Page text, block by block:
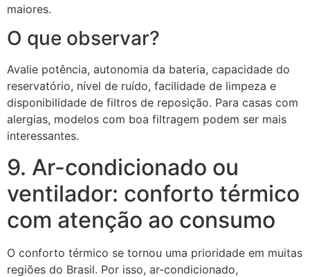
maiores.
O que observar?
Avalie potência, autonomia da bateria, capacidade do
reservatório, nível de ruído, facilidade de limpeza e
disponibilidade de filtros de reposição. Para casas com
alergias, modelos com boa filtragem podem ser mais
interessantes.
9. Ar-condicionado ou
ventilador: conforto térmico
com atenção ao consumo
O conforto térmico se tornou uma prioridade em muitas
regiões do Brasil. Por isso, ar-condicionado,